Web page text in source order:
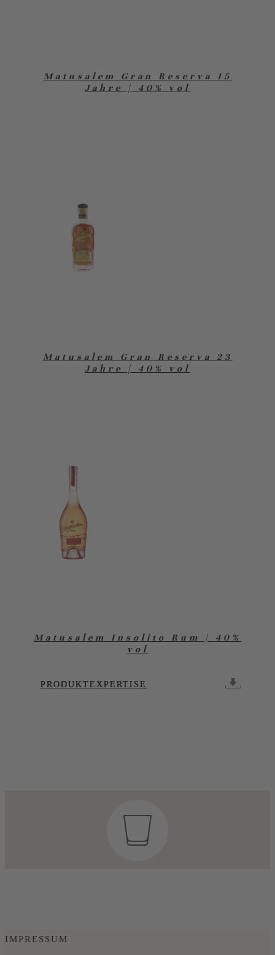
Matusalem Gran Reserva 15
Jahre | 40% vol
PRODUKTEXPERTISE
Matusalem Gran Reserva 23
Jahre | 40% vol
PRODUKTEXPERTISE
Matusalem Insolito Rum | 40%
vol
PRODUKTEXPERTISE
IMPRESSUM